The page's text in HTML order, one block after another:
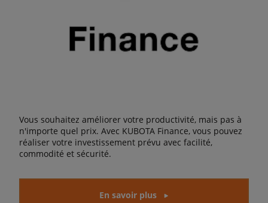
Vous souhaitez améliorer votre productivité, mais pas à
n'importe quel prix. Avec KUBOTA Finance, vous pouvez
réaliser votre investissement prévu avec facilité,
commodité et sécurité.
En savoir plus